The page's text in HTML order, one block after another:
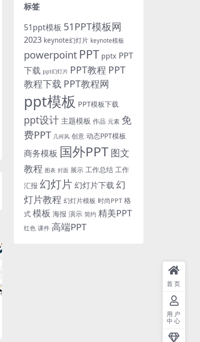
标签
51ppt模板 51PPT模板网
2023 keynote幻灯片 keynote模板
powerpoint PPT pptx PPT
下载 ppt幻灯片 PPT教程 PPT
教程下载 PPT教程网
ppt模板 PPT模板下载
ppt设计 主题模板 作品 元素 免
费PPT 几何风 创意 动态PPT模板
商务模板 国外PPT图文
教程 图表 封面 展示 工作总结 工作
汇报 幻灯片 幻灯片下载 幻
灯片教程 幻灯片模板 时尚PPT 格
式 模板 海报 演示 简约 精美PPT
红色 课件 高端PPT
首页
用户
中心